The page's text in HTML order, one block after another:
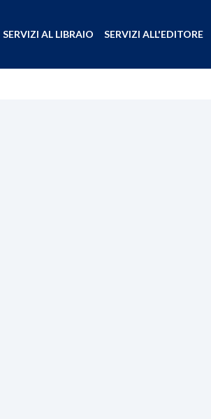
SERVIZI AL LIBRAIO SERVIZI ALL'EDITORE